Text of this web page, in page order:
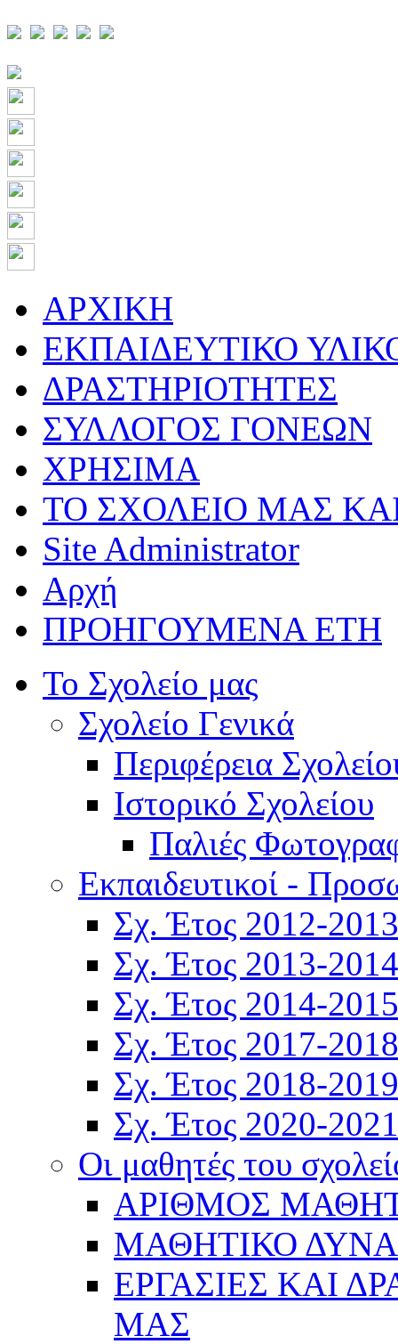
ΑΡΧΙΚΗ
ΕΚΠΑΙΔΕΥΤΙΚΟ
ΔΡΑΣΤΗΡΙΟΤΗΤΕΣ
ΣΥΛΛΟΓΟΣ ΓΟΝΕΩΝ
ΧΡΗΣΙΜΑ
ΤΟ ΣΧΟΛΕΙΟ ΜΑΣ
Site Administrator
Αρχή
ΠΡΟΗΓΟΥΜΕΝΑ ΕΤΗ
Το Σχολείο μας
Σχολείο Γενικά
Περιφέρεια
Ιστορικό Σχολείου
Παλιές
Εκπαιδευτικοί -
Σχ. Έτος 2012-2013
Σχ. Έτος 2013-2014
Σχ. Έτος 2014-2015
Σχ. Έτος 2017-2018
Σχ. Έτος 2018-2019
Σχ. Έτος 2020-2021
Οι μαθητές του
ΑΡΙΘΜΟΣ
ΜΑΘΗΤΙΚΟ
ΕΡΓΑΣΙΕΣ ΚΑΙ
ΜΑΣ